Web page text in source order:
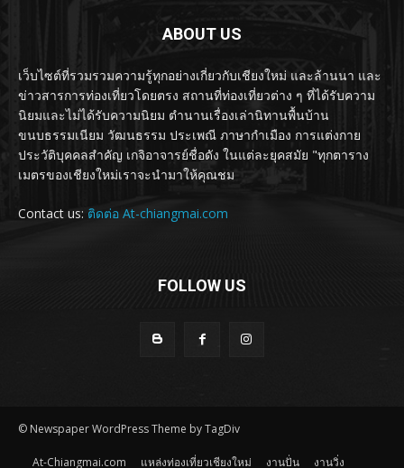
ABOUT US
เว็บไซต์ที่รวมรวมความรู้ทุกอย่างเกี่ยวกับเชียงใหม่ และล้านนา และ
ข่าวสารการท่องเที่ยวโดยตรง สถานที่ท่องเที่ยวต่าง ๆ ที่ได้รับความ
นิยมและไม่ได้รับความนิยม ตำนานเรื่องเล่านิทานพื้นบ้าน
ขนบธรรมเนียม วัฒนธรรม ประเพณี ภาษากำเมือง การแต่งกาย
ประวัติบุคคลสำคัญ เกจิอาจารย์ชื่อดัง ในแต่ละยุคสมัย "ทุกตาราง
เมตรของเชียงใหม่เราจะนำมาให้คุณชม
Contact us: ติดต่อ At-chiangmai.com
FOLLOW US
© Newspaper WordPress Theme by TagDiv
At-Chiangmai.com แหล่งท่องเที่ยวเชียงใหม่ งานปั่น งานวิ่ง